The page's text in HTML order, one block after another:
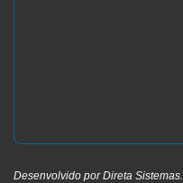
Desenvolvido porDireta Sistemas.